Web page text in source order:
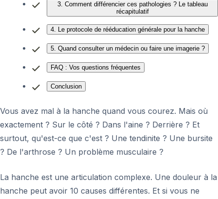
3. Comment différencier ces pathologies ? Le tableau
récapitulatif
4. Le protocole de rééducation générale pour la hanche
5. Quand consulter un médecin ou faire une imagerie ?
FAQ : Vos questions fréquentes
Conclusion
Vous avez mal à la hanche quand vous courez. Mais où
exactement ? Sur le côté ? Dans l'aine ? Derrière ? Et
surtout, qu'est-ce que c'est ? Une tendinite ? Une bursite
? De l'arthrose ? Un problème musculaire ?
La hanche est une articulation complexe. Une douleur à la
hanche peut avoir 10 causes différentes. Et si vous ne